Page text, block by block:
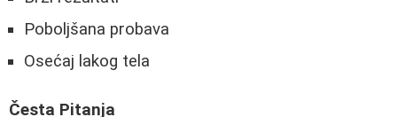
Poboljšana probava
Osećaj lakog tela
Česta Pitanja